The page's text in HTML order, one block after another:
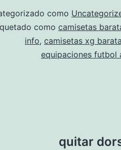
como
como camisetas
info, camisetas xg
equipaciones futbol
quitar